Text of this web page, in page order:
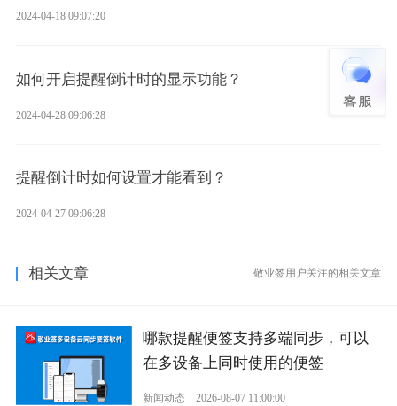
2024-04-18 09:07:20
如何开启提醒倒计时的显示功能？
2024-04-28 09:06:28
提醒倒计时如何设置才能看到？
2024-04-27 09:06:28
相关文章 敬业签用户关注的相关文章
哪款提醒便签支持多端同步，可以
在多设备上同时使用的便签
新闻动态 2026-08-07 11:00:00